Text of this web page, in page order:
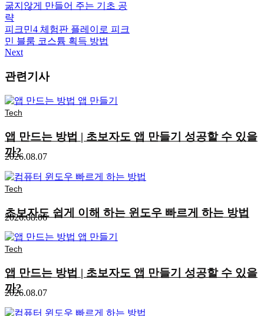
굶지않게 만들어 주는 기초 공
략
피크민4 체험판 플레이로 피크
민 블룸 코스튬 획득 방법
Next
관련기사
Tech
앱 만드는 방법 | 초보자도 앱 만들기 성공할 수 있을
까?
2026.08.07
Tech
초보자도 쉽게 이해 하는 윈도우 빠르게 하는 방법
2026.08.06
Tech
앱 만드는 방법 | 초보자도 앱 만들기 성공할 수 있을
까?
2026.08.07